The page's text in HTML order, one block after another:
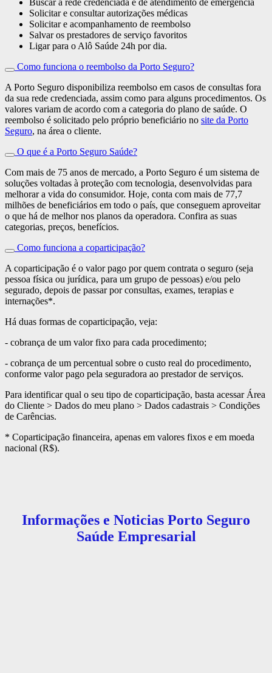
Solicitar e consultar autorizações médicas
Solicitar e acompanhamento de reembolso
Salvar os prestadores de serviço favoritos
Ligar para o Alô Saúde 24h por dia.
Como funciona o reembolso da Porto Seguro?
A Porto Seguro disponibiliza reembolso em casos de consultas fora
da sua rede credenciada, assim como para alguns procedimentos. Os
valores variam de acordo com a categoria do plano de saúde. O
reembolso é solicitado pelo próprio beneficiário no site da Porto
Seguro, na área o cliente.
O que é a Porto Seguro Saúde?
Com mais de 75 anos de mercado, a Porto Seguro é um sistema de
soluções voltadas à proteção com tecnologia, desenvolvidas para
melhorar a vida do consumidor. Hoje, conta com mais de 77,7
milhões de beneficiários em todo o país, que conseguem aproveitar
o que há de melhor nos planos da operadora. Confira as suas
categorias, preços, benefícios.
Como funciona a coparticipação?
A coparticipação é o valor pago por quem contrata o seguro (seja
pessoa física ou jurídica, para um grupo de pessoas) e/ou pelo
segurado, depois de passar por consultas, exames, terapias e
internações*.
Há duas formas de coparticipação, veja:
- cobrança de um valor fixo para cada procedimento;
- cobrança de um percentual sobre o custo real do procedimento,
conforme valor pago pela seguradora ao prestador de serviços.
Para identificar qual o seu tipo de coparticipação, basta acessar Área
do Cliente > Dados do meu plano > Dados cadastrais > Condições
de Carências.
* Coparticipação financeira, apenas em valores fixos e em moeda
nacional (R$).
Informações e Noticias Porto Seguro
Saúde Empresarial